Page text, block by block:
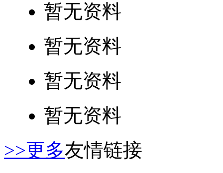
暂无资料
暂无资料
暂无资料
暂无资料
>>更多友情链接